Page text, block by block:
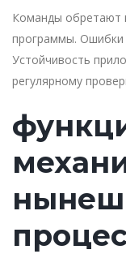
Команды обретают
программы. Ошибки
Устойчивость
регулярному